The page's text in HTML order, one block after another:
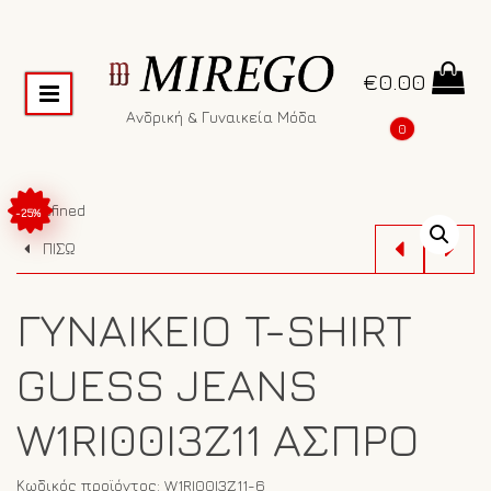
Ανδρική & Γυναικεία Μόδα
€0.00
0
-25%
undefined
ΠΙΣΩ
ΓΥΝΑΙΚΕΊΟ T-SHIRT
GUESS JEANS
W1RI00I3Z11 ΆΣΠΡΟ
Κωδικός προϊόντος: W1RI00I3Z11-6